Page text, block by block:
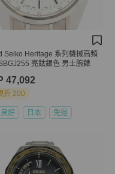
Seiko Heritage 系列機械高頻
亮鈦銀色 男士腕錶
47,092
折 200
好 日本 免運